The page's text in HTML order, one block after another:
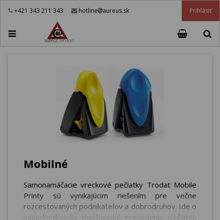
+421 343 211 343 hotline aureus.sk Prihlásiť
Mobilné
Samonamáčacie vreckové pečiatky Trodat Mobile
Printy sú vynikajúcim riešením pre večne
rozcestovaných podnikateľov a dobrodruhov. Ide o
najjednoduchšie mechanické prevedenie pečiatok